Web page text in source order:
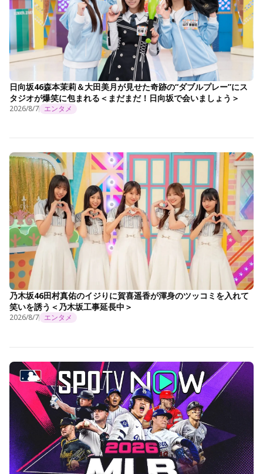
日向坂46森本茉莉＆大田美月が見せた奇跡の“ダブルプレー”にス
タジオが爆笑に包まれる＜まだまだ！日向坂で会いましょう＞
2026/8/7 エンタメ
乃木坂46田村真佑のイジりに賀喜遥香が渾身のツッコミを入れて
笑いを誘う＜乃木坂工事延長中＞
2026/8/7 エンタメ